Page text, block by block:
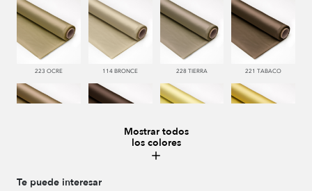
223 OCRE 114 BRONCE 228 TIERRA 221 TABACO
Mostrar todos
los colores
Te puede interesar